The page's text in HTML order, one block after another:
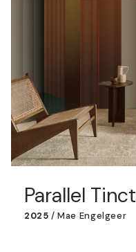
Parallel Tinct
2025 / Mae Engelgeer